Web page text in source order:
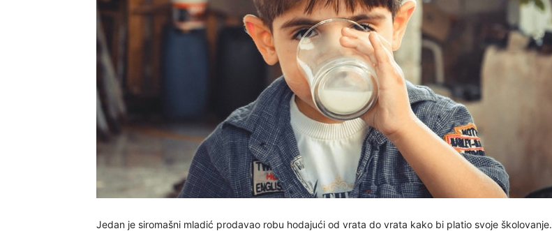
Jedan je siromašni mladić prodavao robu hodajući od vrata do vrata kako bi platio svoje školovanje.